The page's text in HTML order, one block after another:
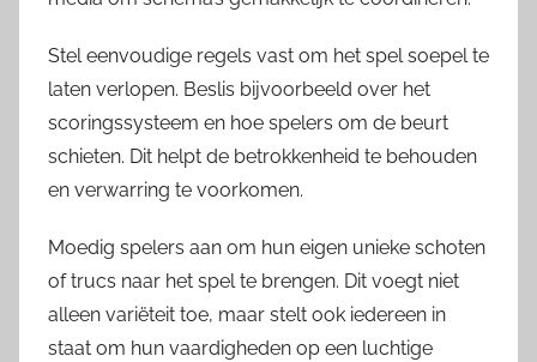
Stel eenvoudige regels vast om het spel soepel te
laten verlopen. Beslis bijvoorbeeld over het
scoringssysteem en hoe spelers om de beurt
schieten. Dit helpt de betrokkenheid te behouden
en verwarring te voorkomen.
Moedig spelers aan om hun eigen unieke schoten
of trucs naar het spel te brengen. Dit voegt niet
alleen variëteit toe, maar stelt ook iedereen in
staat om hun vaardigheden op een luchtige